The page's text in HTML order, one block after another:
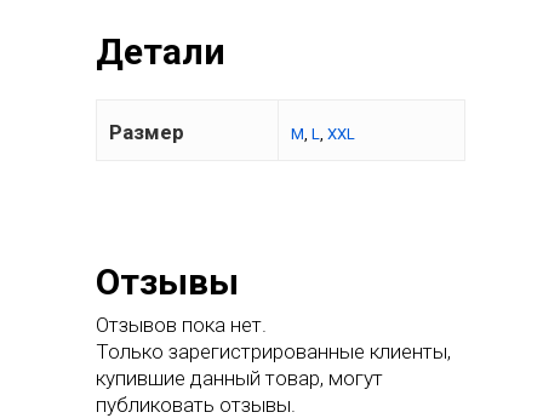
Детали
Размер M, L, XXL
Отзывы
Отзывов пока нет.
Только зарегистрированные клиенты,
купившие данный товар, могут
публиковать отзывы.